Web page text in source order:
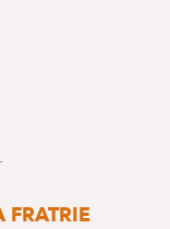
FRATRIE